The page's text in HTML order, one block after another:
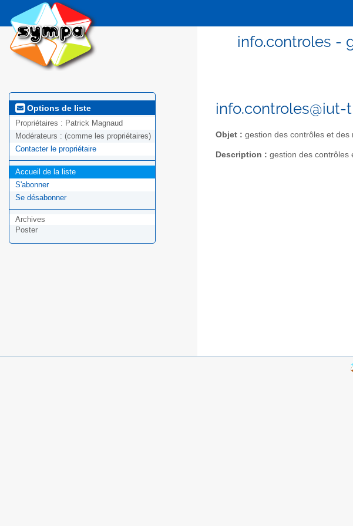
info.controles -
Options de liste
Propriétaires : Patrick Magnaud
Modérateurs : (comme les propriétaires)
Contacter le propriétaire
Accueil de la liste
S'abonner
Se désabonner
Archives
Poster
info.controles@iut-
Objet : gestion des contrôles et
Description : gestion des contrôles